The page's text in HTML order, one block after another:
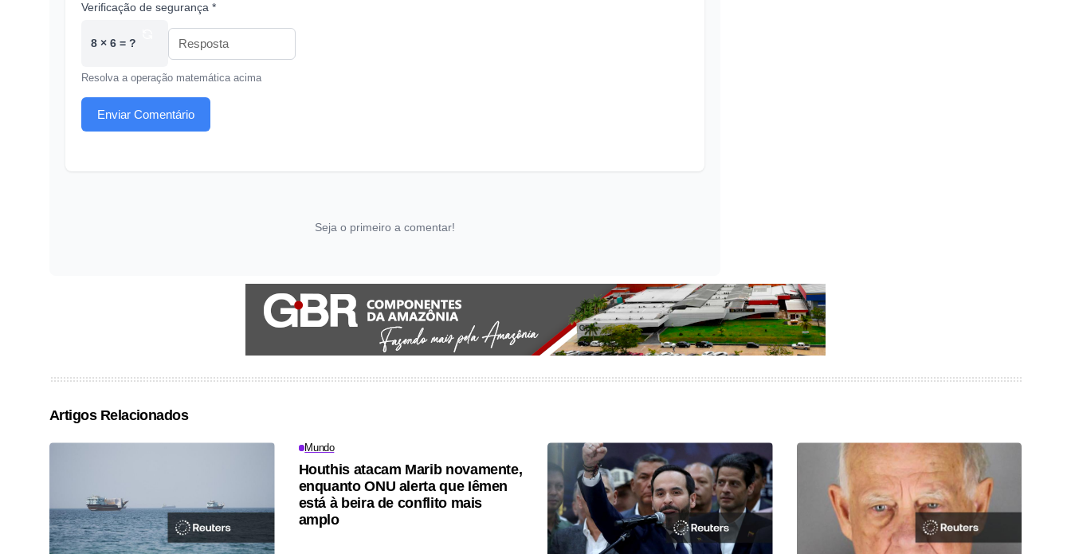
Verificação de segurança *
8 × 6 = ?
Resolva a operação matemática acima
Enviar Comentário
Seja o primeiro a comentar!
Artigos Relacionados
Mundo
Houthis atacam Marib novamente,
enquanto ONU alerta que Iêmen
está à beira de conflito mais
amplo